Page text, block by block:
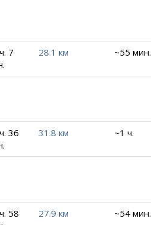
7
28.1 км ~55 мин.
36
31.8 км ~1 ч.
58
27.9 км ~54 мин.